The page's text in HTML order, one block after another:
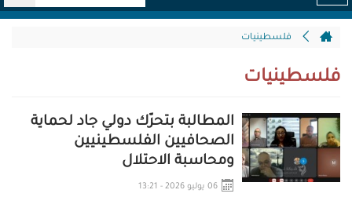
فلسطينيات
فلسطينيات
المطالبة بتحرّك دولي جاد لحماية
الصحافيين الفلسطينيين
ومحاسبة الاحتلال
06 يوليو 2026 - 13:21